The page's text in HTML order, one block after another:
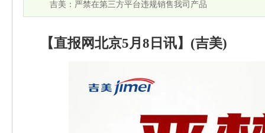
吉美：严禁在第三方平台违规销售我司产品
【直报网北京5月8日讯】(吉美)